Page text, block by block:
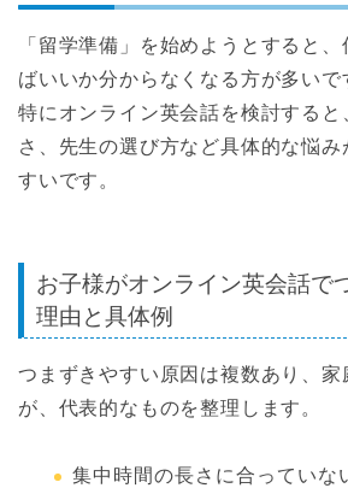
「留学準備」を始めようとすると
ばいいか分からなくなる方が多いで
特にオンライン英会話を検討すると
さ、先生の選び方など具体的な悩
すいです。
お子様がオンライン英会話で
理由と具体例
つまずきやすい原因は複数あり、家
が、代表的なものを整理します。
集中時間の長さに合っていな